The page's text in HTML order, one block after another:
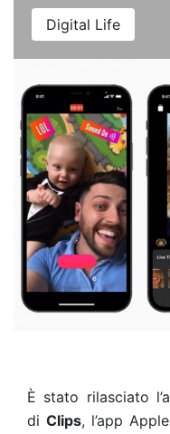
Digital Life
È stato rilasciato
di Clips, l’app